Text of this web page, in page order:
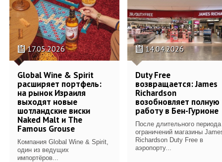
17.05.2026
Global Wine & Spirit
расширяет портфель:
на рынок Израиля
выходят новые
шотландские виски
Naked Malt и The
Famous Grouse
Компания Global Wine & Spirit,
один из ведущих
импортёров...
14.04.2026
Duty Free
возвращается: James
Richardson
возобновляет полную
работу в Бен-Гурионе
После длительного периода
ограничений магазины
Richardson Duty Free в
аэропорту...